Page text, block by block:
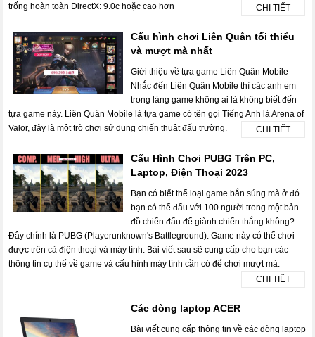
trống hoàn toàn DirectX: 9.0c hoặc cao hơn
CHI TIẾT
Cấu hình chơi Liên Quân tối thiểu
và mượt mà nhất
Giới thiệu về tựa game Liên Quân Mobile
Nhắc đến Liên Quân Mobile thì các anh em
trong làng game không ai là không biết đến
tựa game này. Liên Quân Mobile là tựa game có tên gọi Tiếng Anh là Arena of
Valor, đây là một trò chơi sử dụng chiến thuật đấu trường.
CHI TIẾT
Cấu Hình Chơi PUBG Trên PC,
Laptop, Điện Thoại 2023
Bạn có biết thể loại game bắn súng mà ở đó
bạn có thể đấu với 100 người trong một bản
đồ chiến đấu để giành chiến thắng không?
Đây chính là PUBG (Playerunknown's Battleground). Game này có thể chơi
được trên cả điện thoại và máy tính. Bài viết sau sẽ cung cấp cho bạn các
thông tin cụ thể về game và cấu hình máy tính cần có để chơi mượt mà.
CHI TIẾT
Các dòng laptop ACER
Bài viết cung cấp thông tin về các dòng laptop